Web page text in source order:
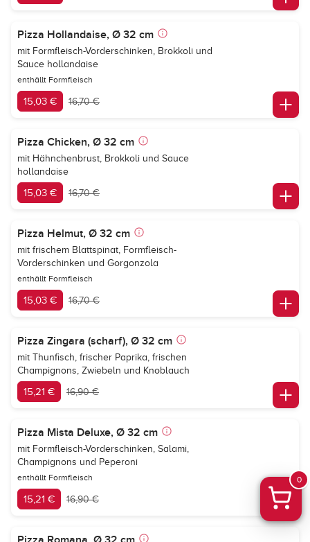
Pizza Hollandaise, Ø 32 cm
mit Formfleisch-Vorderschinken, Brokkoli und
Sauce hollandaise
enthällt Formfleisch
15,03 € 16,70 €
Pizza Chicken, Ø 32 cm
mit Hähnchenbrust, Brokkoli und Sauce
hollandaise
15,03 € 16,70 €
Pizza Helmut, Ø 32 cm
mit frischem Blattspinat, Formfleisch-
Vorderschinken und Gorgonzola
enthällt Formfleisch
15,03 € 16,70 €
Pizza Zingara (scharf), Ø 32 cm
mit Thunfisch, frischer Paprika, frischen
Champignons, Zwiebeln und Knoblauch
15,21 € 16,90 €
Pizza Mista Deluxe, Ø 32 cm
mit Formfleisch-Vorderschinken, Salami,
Champignons und Peperoni
enthällt Formfleisch
15,21 € 16,90 €
0